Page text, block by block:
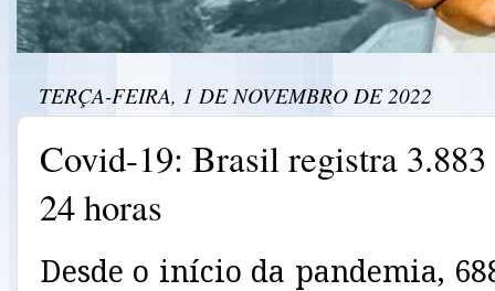
TERÇA-FEIRA, 1 DE NOVEMBRO DE 2022
Covid-19: Brasil registra 3.883
24 horas
Desde o início da pandemia,